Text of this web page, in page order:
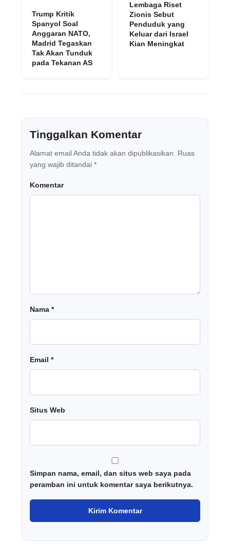
Trump Kritik
Spanyol Soal
Anggaran NATO,
Madrid Tegaskan
Tak Akan Tunduk
pada Tekanan AS
Lembaga Riset
Zionis Sebut
Penduduk yang
Keluar dari Israel
Kian Meningkat
Tinggalkan Komentar
Alamat email Anda tidak akan dipublikasikan. Ruas
yang wajib ditandai *
Komentar
Nama *
Email *
Situs Web
Simpan nama, email, dan situs web saya pada
peramban ini untuk komentar saya berikutnya.